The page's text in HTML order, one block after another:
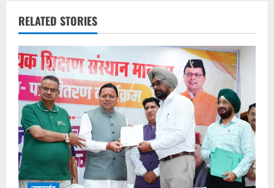
RELATED STORIES